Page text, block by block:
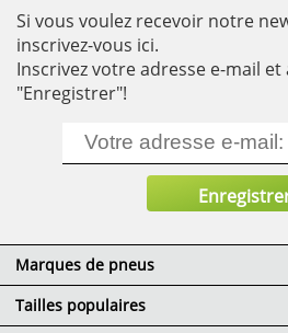
Si vous voulez recevoir notre
inscrivez-vous ici.
Inscrivez votre adresse e-mail et
"Enregistrer"!
Marques de pneus
Tailles populaires